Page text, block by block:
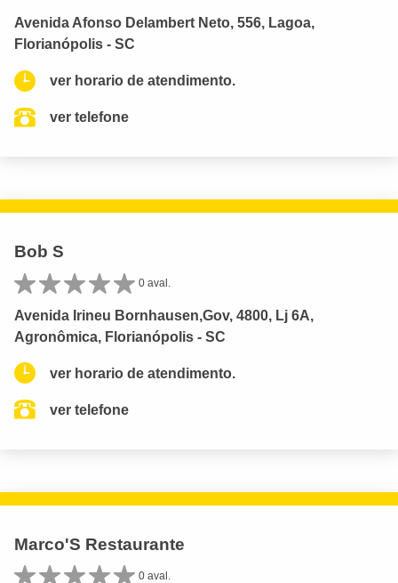
Avenida Afonso Delambert Neto, 556, Lagoa,
Florianópolis - SC
ver horario de atendimento.
ver telefone
Bob S
0 aval.
Avenida Irineu Bornhausen,Gov, 4800, Lj 6A,
Agronômica, Florianópolis - SC
ver horario de atendimento.
ver telefone
Marco'S Restaurante
0 aval.